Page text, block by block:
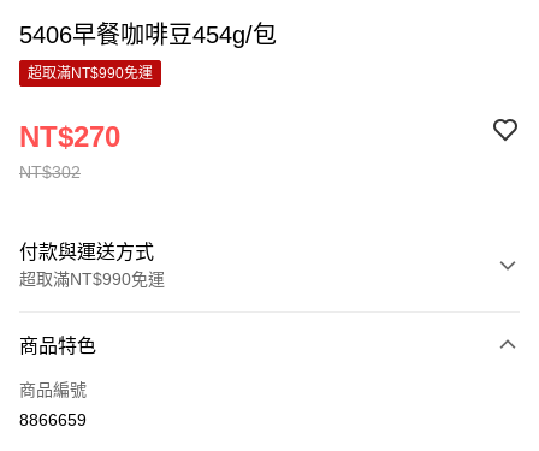
5406早餐咖啡豆454g/包
超取滿NT$990免運
NT$302
NT$270
付款與運送方式
超取滿NT$990免運
信用卡一次付款
超商取貨付款
商品特色
商品編號
8866659